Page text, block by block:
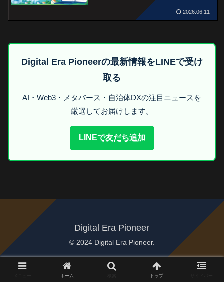
2026.06.11
Digital Era Pioneerの最新情報をLINEで受け
取る
AI・Web3・メタバース・自治体DXの注目ニュースを
厳選してお届けします。
LINEで友だち追加
Digital Era Pioneer
© 2024 Digital Era Pioneer.
ホーム トップ